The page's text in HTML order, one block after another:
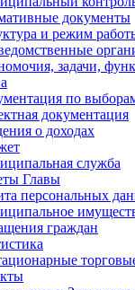
документы
и режим
задачи,
по
документация
о доходах
служба
Главы
персональных
граждан